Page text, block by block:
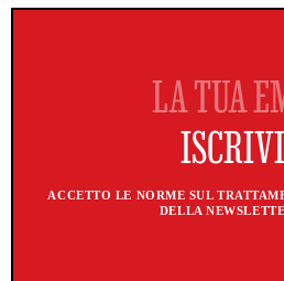
ACCETTO LE NORME SUL
DELLA